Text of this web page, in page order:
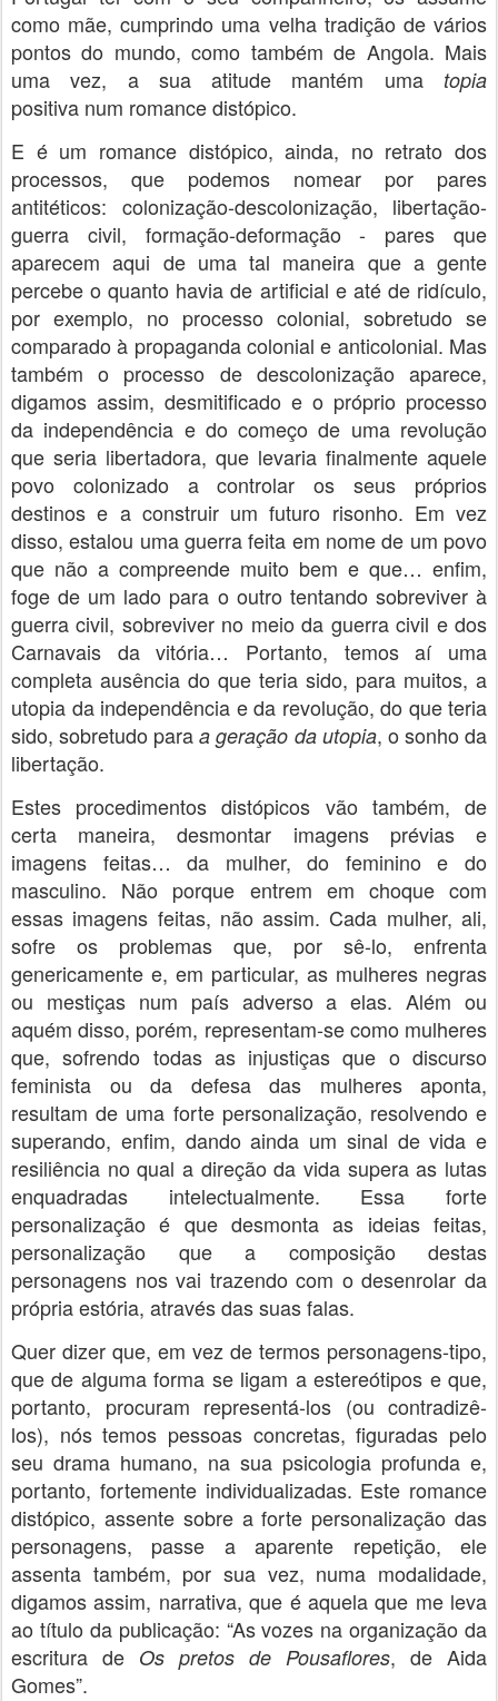
como mãe, cumprindo uma velha tradição de vários
pontos do mundo, como também de Angola. Mais
uma vez, a sua atitude mantém uma topia
positiva num romance distópico.
E é um romance distópico, ainda, no retrato dos
processos, que podemos nomear por pares
antitéticos: colonização-descolonização, libertação-
guerra civil, formação-deformação - pares que
aparecem aqui de uma tal maneira que a gente
percebe o quanto havia de artificial e até de ridículo,
por exemplo, no processo colonial, sobretudo se
comparado à propaganda colonial e anticolonial. Mas
também o processo de descolonização aparece,
digamos assim, desmitificado e o próprio processo
da independência e do começo de uma revolução
que seria libertadora, que levaria finalmente aquele
povo colonizado a controlar os seus próprios
destinos e a construir um futuro risonho. Em vez
disso, estalou uma guerra feita em nome de um povo
que não a compreende muito bem e que… enfim,
foge de um lado para o outro tentando sobreviver à
guerra civil, sobreviver no meio da guerra civil e dos
Carnavais da vitória… Portanto, temos aí uma
completa ausência do que teria sido, para muitos, a
utopia da independência e da revolução, do que teria
sido, sobretudo paraa geração da utopia, o sonho da
libertação.
Estes procedimentos distópicos vão também, de
certa maneira, desmontar imagens prévias e
imagens feitas… da mulher, do feminino e do
masculino. Não porque entrem em choque com
essas imagens feitas, não assim. Cada mulher, ali,
sofre os problemas que, por sê-lo, enfrenta
genericamente e, em particular, as mulheres negras
ou mestiças num país adverso a elas. Além ou
aquém disso, porém, representam-se como mulheres
que, sofrendo todas as injustiças que o discurso
feminista ou da defesa das mulheres aponta,
resultam de uma forte personalização, resolvendo e
superando, enfim, dando ainda um sinal de vida e
resiliência no qual a direção da vida supera as lutas
enquadradas intelectualmente. Essa forte
personalização é que desmonta as ideias feitas,
personalização que a composição destas
personagens nos vai trazendo com o desenrolar da
própria estória, através das suas falas.
Quer dizer que, em vez de termos personagens-tipo,
que de alguma forma se ligam a estereótipos e que,
portanto, procuram representá-los (ou contradizê-
los), nós temos pessoas concretas, figuradas pelo
seu drama humano, na sua psicologia profunda e,
portanto, fortemente individualizadas. Este romance
distópico, assente sobre a forte personalização das
personagens, passe a aparente repetição, ele
assenta também, por sua vez, numa modalidade,
digamos assim, narrativa, que é aquela que me leva
ao título da publicação: “As vozes na organização da
escritura de Os pretos de Pousaflores, de Aida
Gomes”.